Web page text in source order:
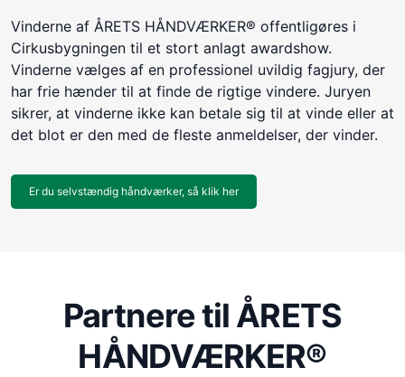
Vinderne af ÅRETS HÅNDVÆRKER® offentligøres i
Cirkusbygningen til et stort anlagt awardshow.
Vinderne vælges af en professionel uvildig fagjury, der
har frie hænder til at finde de rigtige vindere. Juryen
sikrer, at vinderne ikke kan betale sig til at vinde eller at
det blot er den med de fleste anmeldelser, der vinder.
Er du selvstændig håndværker, så klik her
Partnere til ÅRETS
HÅNDVÆRKER®